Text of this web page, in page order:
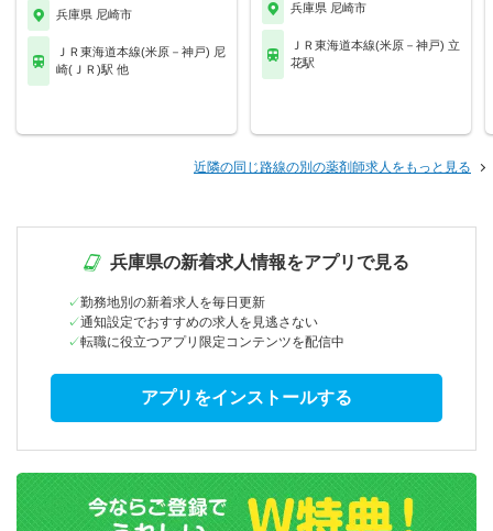
兵庫県 尼崎市
ＪＲ東海道本線(米原－神戸) 尼
崎(ＪＲ)駅 他
兵庫県 尼崎市
ＪＲ東海道本線(米原－神戸) 立
花駅
近隣の同じ路線の別の薬剤師求人をもっと見る
兵庫県の新着求人情報をアプリで見る
勤務地別の新着求人を毎日更新
通知設定でおすすめの求人を見逃さない
転職に役立つアプリ限定コンテンツを配信中
アプリをインストールする